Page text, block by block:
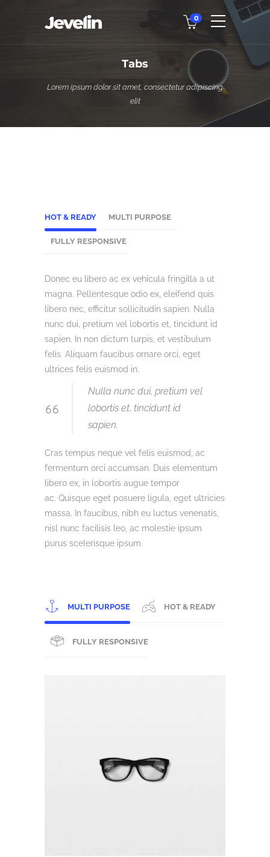
0
Tabs
Lorem ipsum dolor sit amet, consectetur adipiscing
elit
HOT & READY MULTI PURPOSE
FULLY RESPONSIVE
Donec eu libero ac ex vehicula fringilla a ut
magna. Pellentesque odio ex, eleifend quis
libero nec, efficitur sollicitudin sapien. Nulla
nunc dui, pretium vel lobortis et, tincidunt id
sapien. In non dictum turpis, et vestibulum
felis. Aliquam faucibus ornare orci, eget
ultrices felis euismod in.
Nulla nunc dui, pretium vel
lobortis et, tincidunt id
sapien.
Cras tempus neque vel felis euismod, ac
fermentum orci accumsan. Duis elementum
libero ex, in lobortis augue tempor
ac. Quisque eget posuere ligula, eget ultricies
massa. In faucibus, nibh eu luctus venenatis,
nisl nunc facilisis leo, ac molestie ipsum
purus scelerisque ipsum.
MULTI PURPOSE HOT & READY
FULLY RESPONSIVE